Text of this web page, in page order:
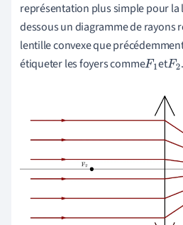
représentation plus simple pour la
dessous un diagramme de rayons
lentille convexe que
étiqueter les foyerscommeF1etF2 .